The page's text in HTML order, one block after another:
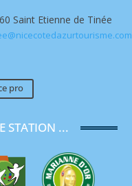
Saint Etienne de Tinée
pro
STATION ...